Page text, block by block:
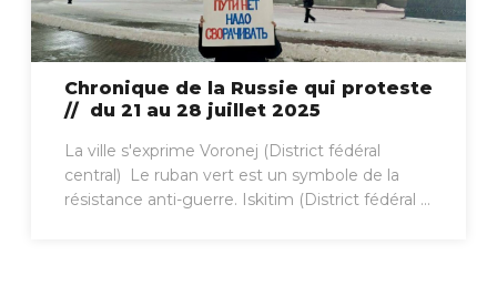
Chronique de la Russie qui proteste
// du 21 au 28 juillet 2025
La ville s'exprime Voronej (District fédéral
central) Le ruban vert est un symbole de la
résistance anti-guerre. Iskitim (District fédéral ...